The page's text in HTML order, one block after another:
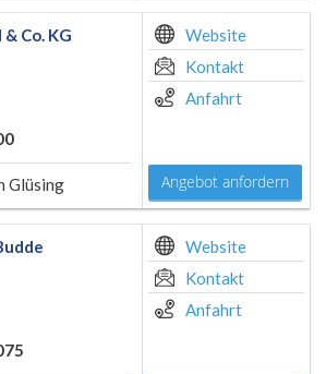
Co. KG
Glüsing
Website
Kontakt
Anfahrt
Angebot anfordern
Website
Kontakt
Anfahrt